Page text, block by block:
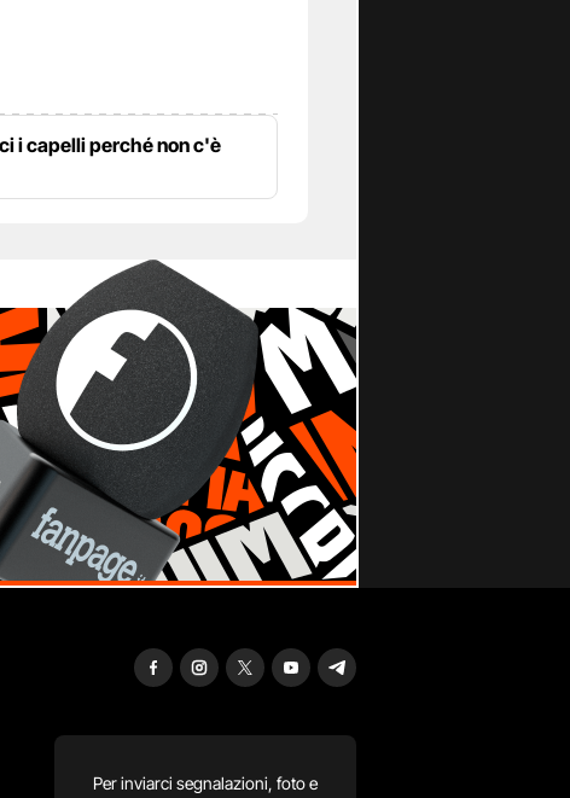
i capelli perché non c'è
Per inviarci segnalazioni, foto e